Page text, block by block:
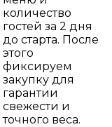
количество
гостей за 2 дня
до старта. После
этого
фиксируем
закупку для
гарантии
свежести и
точного веса.